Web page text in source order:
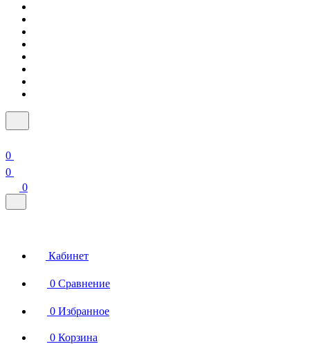
0
0
0
Кабинет
0 Сравнение
0 Избранное
0 Корзина